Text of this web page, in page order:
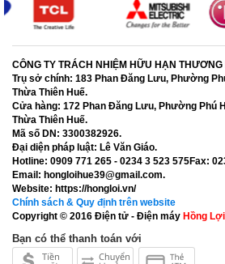
CÔNG TY TRÁCH NHIỆM HỮU HẠN THƯƠNG
Trụ sở chính: 183 Phan Đăng Lưu, Phường
Thừa Thiên Huế.
Cửa hàng: 172 Phan Đăng Lưu, Phường Phú
Thừa Thiên Huế.
Mã số DN: 3300382926.
Đại diện pháp luật: Lê Văn Giáo.
Hotline: 0909 771 265 - 0234 3 523 575Fax:
Email: hongloihue39@gmail.com.
Website: https://hongloi.vn/
Chính sách & Quy định trên website
Copyright © 2016 Điện tử - Điện máy Hồng Lợi
Bạn có thể thanh toán với